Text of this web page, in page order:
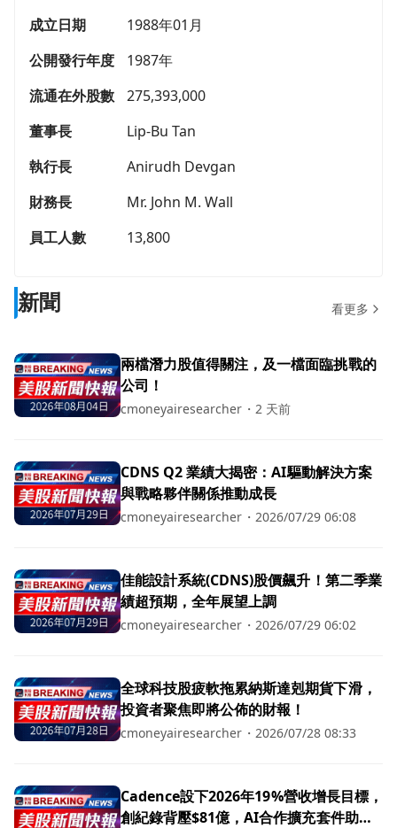
成立日期
1988年01月
公開發行年度
1987年
流通在外股數
275,393,000
董事長
Lip-Bu Tan
執行長
Anirudh Devgan
財務長
Mr. John M. Wall
員工人數
13,800
新聞 看更多
兩檔潛力股值得關注，及一檔面臨挑戰的
公司！
cmoneyairesearcher ・ 2 天前
CDNS Q2 業績大揭密：AI驅動解決方案
與戰略夥伴關係推動成長
cmoneyairesearcher ・ 2026/07/29 06:08
佳能設計系統(CDNS)股價飆升！第二季業
績超預期，全年展望上調
cmoneyairesearcher ・ 2026/07/29 06:02
全球科技股疲軟拖累納斯達剋期貨下滑，
投資者聚焦即將公佈的財報！
cmoneyairesearcher ・ 2026/07/28 08:33
Cadence設下2026年19%營收增長目標，
創紀錄背壓$81億，AI合作擴充套件助力